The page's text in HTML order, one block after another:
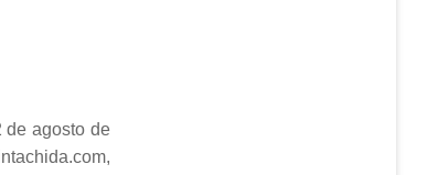
de agosto de